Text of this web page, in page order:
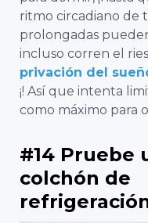
ritmo circadiano de
prolongadas
incluso corren el
privación del
¡! Así que intenta
como máximo para
#14 Pruebe
colchón de